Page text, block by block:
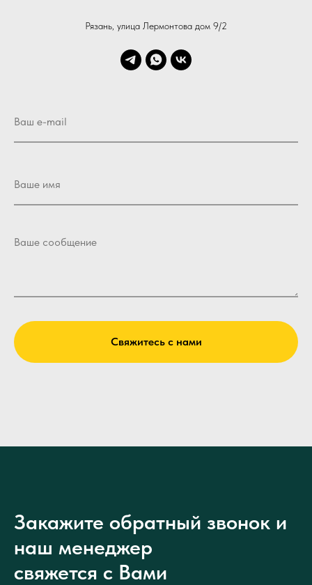
Рязань, улица Лермонтова дом 9/2
Свяжитесь с нами
Закажите обратный звонок и
наш менеджер
свяжется с Вами